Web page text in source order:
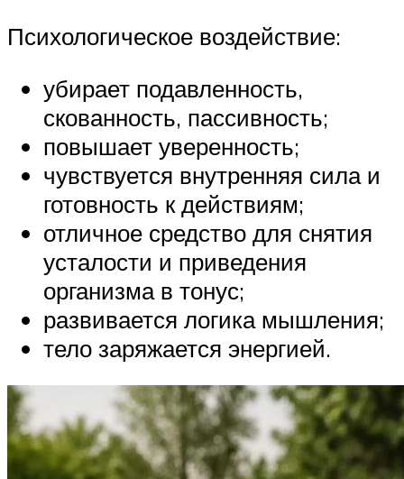
Психологическое воздействие:
убирает подавленность,
скованность, пассивность;
повышает уверенность;
чувствуется внутренняя сила и
готовность к действиям;
отличное средство для снятия
усталости и приведения
организма в тонус;
развивается логика мышления;
тело заряжается энергией.